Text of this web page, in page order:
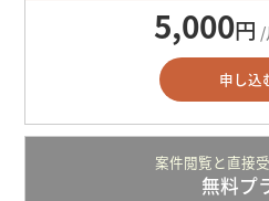
5,000円 /
申し込
案件閲覧と直接
無料プ